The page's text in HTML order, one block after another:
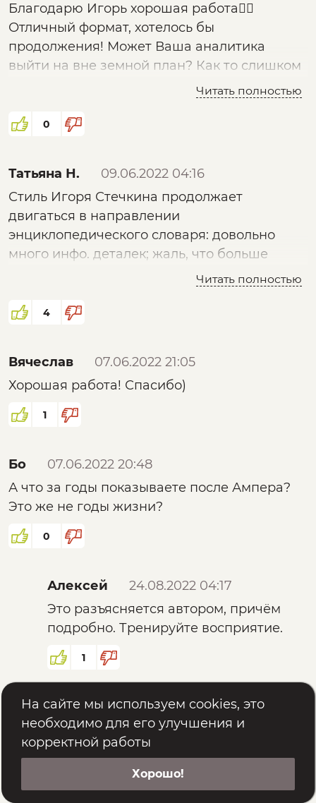
Благодарю Игорь хорошая работа✊🏻
Отличный формат, хотелось бы
продолжения! Может Ваша аналитика
выйти на вне земной план? Как то слишком
Читать полностью
0
Татьяна Н.
09.06.2022 04:16
Стиль Игоря Стечкина продолжает
двигаться в направлении
энциклопедического словаря: довольно
много инфо. деталек; жаль, что больше
связанных когезивным способом, чем
склонность к гипертекстовости, и мне это
с лингвистическими заключениями, но и так
сойдет, спорить об этом не хочется. Важно,
что подборка материала наводит на
собственные размышления. Спасибо!
Читать полностью
4
Вячеслав
07.06.2022 21:05
Хорошая работа! Спасибо)
1
Бо
07.06.2022 20:48
А что за годы показываете после Ампера?
Это же не годы жизни?
0
Алексей
24.08.2022 04:17
Это разъясняется автором, причём
подробно. Тренируйте восприятие.
1
Татьяна С
07.06.2022 20:47
Чудесная лекция,благодарю.
2
На сайте мы используем cookies, это
необходимо для его улучшения и
корректной работы
Хорошо!